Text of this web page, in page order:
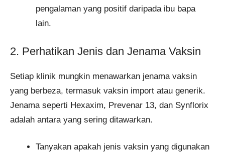
pengalaman yang positif daripada ibu bapa
lain.
2. Perhatikan Jenis dan Jenama Vaksin
Setiap klinik mungkin menawarkan jenama vaksin
yang berbeza, termasuk vaksin import atau generik.
Jenama seperti Hexaxim, Prevenar 13, dan Synflorix
adalah antara yang sering ditawarkan.
Tanyakan apakah jenis vaksin yang digunakan